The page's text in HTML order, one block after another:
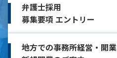
弁護士採用
募集要項 エントリー
地方での事務所経営・開業